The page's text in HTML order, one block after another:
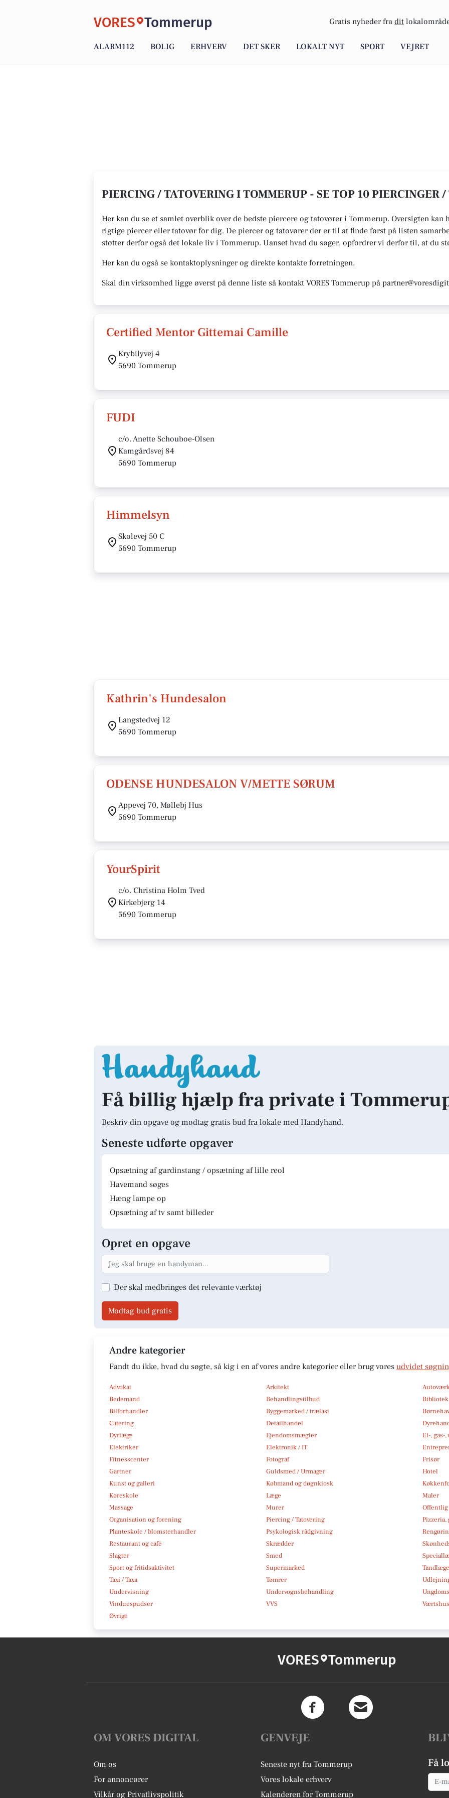
VORES Tommerup Gratis nyheder fra dit
ALARM112 BOLIG ERHVERV DET SKER LOKALT NYT SPORT VEJRET
PIERCING / TATOVERING I TOMMERUP - SE TOP 10 PIERCINGER
Her kan du se et samlet overblik over de bedste piercere og tatovører i Tommerup. Oversigten
rigtige piercer eller tatovør for dig. De piercer og tatovører der er til at finde først på listen
støtter derfor også det lokale liv i Tommerup. Uanset hvad du søger, opfordrer vi derfor til, at du
Her kan du også se kontaktoplysninger og direkte kontakte forretningen.
Skal din virksomhed ligge øverst på denne liste så kontakt VORES Tommerup på
Certified Mentor Gittemai Camille
Krybilyvej 4
5690 Tommerup
FUDI
c/o. Anette Schouboe-Olsen
Kamgårdsvej 84
5690 Tommerup
Himmelsyn
Skolevej 50 C
5690 Tommerup
Kathrin's Hundesalon
Langstedvej 12
5690 Tommerup
ODENSE HUNDESALON V/METTE SØRUM
Appevej 70, Møllebj Hus
5690 Tommerup
YourSpirit
c/o. Christina Holm Tved
Kirkebjerg 14
5690 Tommerup
Få billig hjælp fra private i
Beskriv din opgave og modtag gratis bud fra lokale med Handyhand.
Seneste udførte opgaver
Opsætning af gardinstang / opsætning af lille reol
Havemand søges
Hæng lampe op
Opsætning af tv samt billeder
Opret en opgave
Der skal medbringes det relevante værktøj
Modtag bud gratis
Andre kategorier
Fandt du ikke, hvad du søgte, så kig i en af vores andre kategorier eller brug vores udvidet
Advokat Arkitekt
Bedemand
Behandlingstilbud
Bilforhandler
Byggemarked / trælast
Catering
Detailhandel
Dyrlæge
Ejendomsmægler
El-, gas-
Elektriker
Elektronik / IT
Fitnesscenter
Fotograf
Frisør
Gartner
Guldsmed / Urmager
Hotel
Kunst og galleri
Købmand og døgnkiosk
Køreskole
Læge
Maler
Massage
Murer
Organisation og forening
Piercing / Tatovering
Planteskole / blomsterhandler
Psykologisk rådgivning
Restaurant og café
Skrædder
Slagter
Smed
Sport og fritidsaktivitet
Supermarked
Taxi / Taxa
Tømrer
Undervisning
Undervognsbehandling
Vinduespudser
VVS
Øvrige
VORES Tommerup
OM VORES DIGITAL
Om os
For annoncører
Vilkår og Privatlivspolitik
GENVEJE
Seneste nyt fra Tommerup
Vores lokale erhverv
Kalenderen for Tommerup
Få
Email